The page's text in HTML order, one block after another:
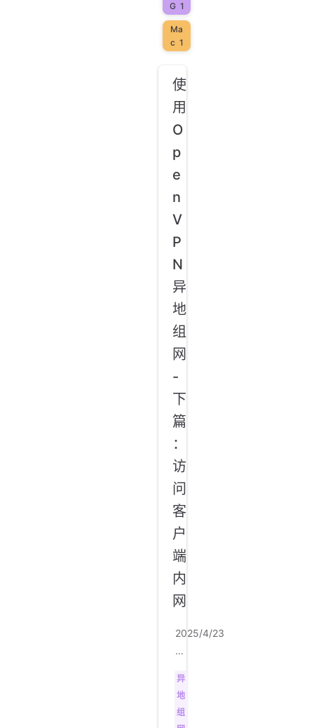
G 1
Ma
c 1
使
用
O
p
e
n
V
P
N
异
地
组
网
-
下
篇
：
访
问
客
户
端
内
网
2025/4/23
...
异
地
组